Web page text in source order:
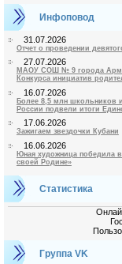
Инфоповод
31.07.2026
Отчет о проведении
27.07.2026
МАОУ СОШ № 9 города
Конкурса инициатив
16.07.2026
Более 8,5 млн школьников
России подвели итоги
17.06.2026
Зажигаем звездочки Кубани
16.06.2026
Юная художница победила
своей Родине»
Статистика
Группа VK